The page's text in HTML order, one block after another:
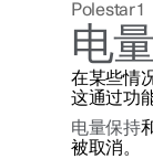
联系我们
极星官方
探索
联系我们
公共充电
家庭充电
车主服务
Polestar 1
电
在某些情
这通过功
电量保持
被取消。